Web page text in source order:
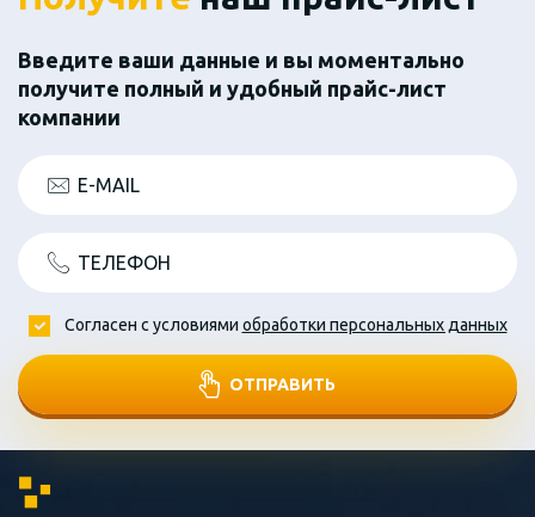
Введите ваши данные и вы моментально
получите полный и удобный прайс-лист
компании
E-MAIL
ТЕЛЕФОН
ОТПРАВИТЬ
Согласен с условиями обработки персональных данных